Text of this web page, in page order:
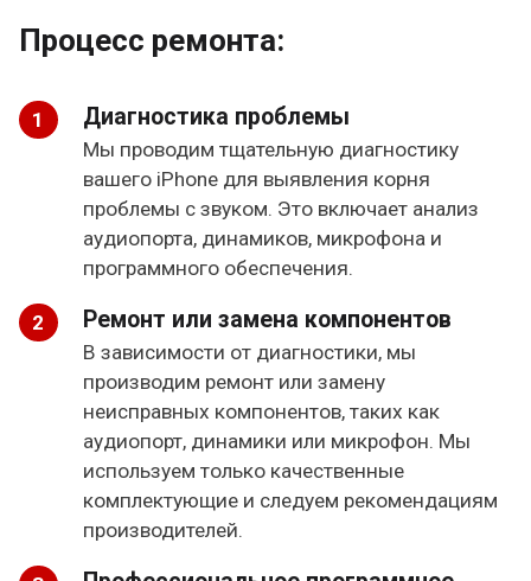
Процесс ремонта:
Диагностика проблемы
Мы проводим тщательную диагностику
вашего iPhone для выявления корня
проблемы с звуком. Это включает анализ
аудиопорта, динамиков, микрофона и
программного обеспечения.
Ремонт или замена компонентов
В зависимости от диагностики, мы
производим ремонт или замену
неисправных компонентов, таких как
аудиопорт, динамики или микрофон. Мы
используем только качественные
комплектующие и следуем рекомендациям
производителей.